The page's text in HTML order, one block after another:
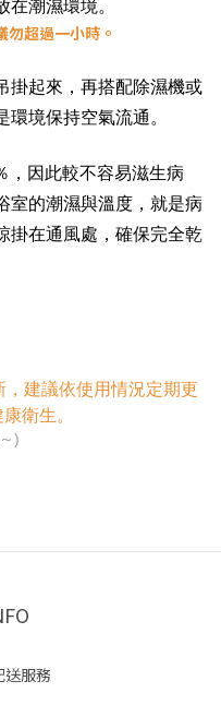
潮濕環境。
超過一小時。
掛起來，再搭配除濕機或
境保持空氣流通。
，因此較不容易滋生病
室的潮濕與溫度，就是病
掛在通風處，確保完全乾
，建議依使用情況定期更
衛生。
)
送服務